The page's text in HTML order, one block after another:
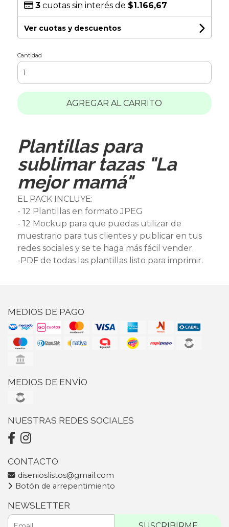
3cuotas sin interés de $1.166,67
Ver cuotas y descuentos
Cantidad
AGREGAR AL CARRITO
Plantillas para
sublimar tazas "La
mejor mamá"
EL PACK INCLUYE:
- 12 Plantillas en formato JPEG
- 12 Mockup para que puedas utilizar de
muestrario para tus clientes y publicar en tus
redes sociales y se te haga más fácil vender.
-PDF de todas las plantillas listo para imprimir.
MEDIOS DE PAGO
MEDIOS DE ENVÍO
NUESTRAS REDES SOCIALES
CONTACTO
disenioslistos@gmail.com
Botón de arrepentimiento
NEWSLETTER